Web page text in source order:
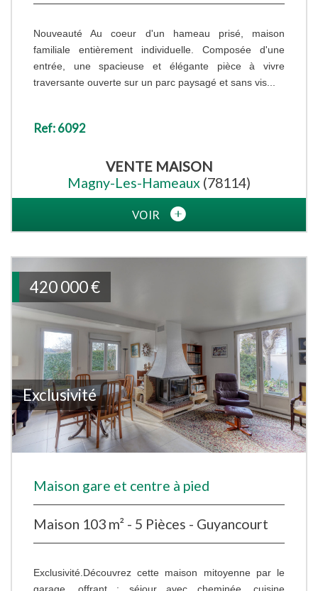
Nouveauté Au coeur d'un hameau prisé, maison
familiale entièrement individuelle. Composée d'une
entrée, une spacieuse et élégante pièce à vivre
traversante ouverte sur un parc paysagé et sans vis...
Ref: 6092
VENTE MAISON
Magny-Les-Hameaux (78114)
VOIR
Exclusivité
420 000€
Maison gare et centre à pied
Maison 103 m² - 5 Pièces - Guyancourt
Exclusivité.Découvrez cette maison mitoyenne par le